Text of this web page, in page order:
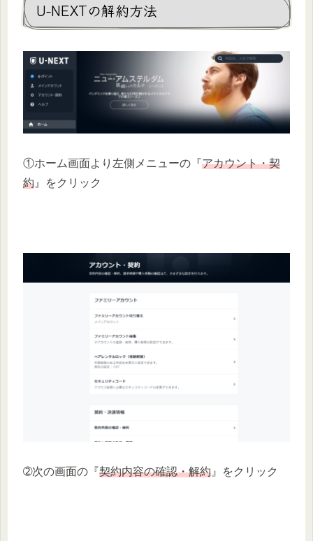
U-NEXTの解約方法
①ホーム画面より左側メニューの『アカウント・契
約 』をクリック
➁次の画面の『契約内容の確認・解約 』をクリック